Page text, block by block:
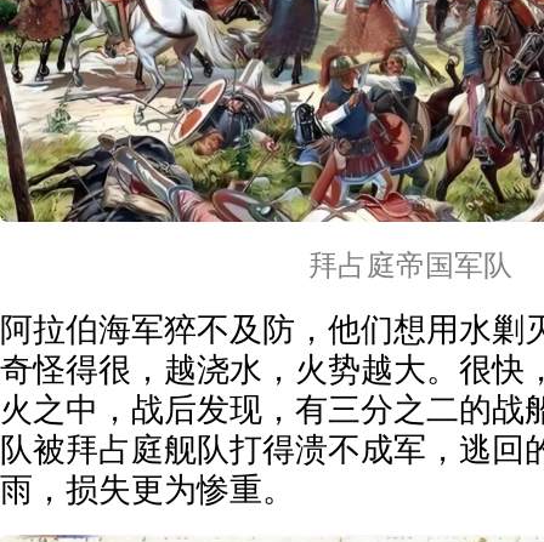
拜占庭帝国军队
阿拉伯海军猝不及防，他们想用水剿
奇怪得很，越浇水，火势越大。很快
火之中，战后发现，有三分之二的战
队被拜占庭舰队打得溃不成军，逃回
雨，损失更为惨重。